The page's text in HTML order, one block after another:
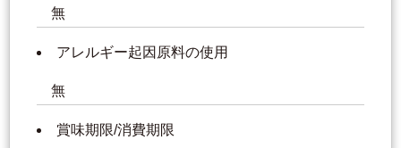
無
アレルギー起因原料の使用
無
賞味期限/消費期限